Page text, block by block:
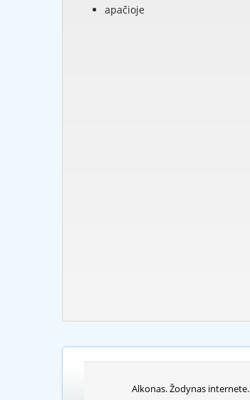
apačioje
Alkonas. Žodynas internete.